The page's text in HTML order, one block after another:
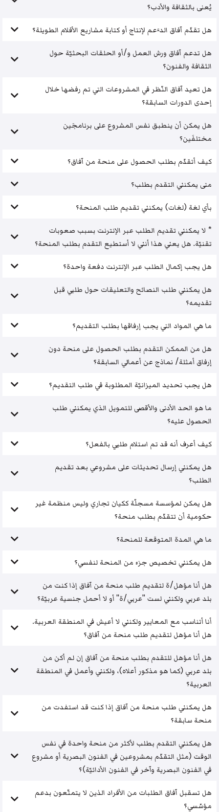
يُعنى بالثقافة والأدب؟
هل تقدّم آفاق الدَّعم لإنتاج أو كتابة مشاريع الأفلام الطويلة؟
هل تدعم آفاق ورش العمل و/أو الحلقات البحثيّة حول
الثقافة والفنون؟
هل تعيد آفاق النّظر في المشروعات التي تم رفضها خلال
إحدى الدورات السابقة؟
هل يمكن أن ينطبق نفس المشروع على برنامجَين
مختلفَين؟
كيف أتقدّم بطلب الحصول على منحة من آفاق؟
متى يمكنني التقدم بطلب؟
بأي لغة (لغات) يمكنني تقديم طلب المنحة؟
* لا يمكنني تقديم الطلب عبر الإنترنت بسبب صعوبات
تقنيّة. هل يعني هذا أنني لا أستطيع التقدم بطلب المنحة؟
هل يجب إكمال الطلب عبر الإنترنت دفعة واحدة؟
هل يمكنني طلب النصائح والتعليقات حول طلبي قبل
تقديمه؟
ما هي المواد التي يجب إرفاقها بطلب التقديم؟
هل من الممكن التقدم بطلب الحصول على منحة دون
إرفاق أمثلة/ نماذج عن أعمالي السابقة؟
هل يجب تحديد الميزانيّة المطلوبة في طلب التقديم؟
ما هو الحد الأدنى والأقصى للتمويل الذي يمكنني طلب
الحصول عليه؟
كيف أعرف أنه قد تم استلام طلبي بالفعل؟
هل يمكنني إرسال تحديثات على مشروعي بعد تقديم
الطلب؟
هل يمكن لمؤسسة مسجلّة ككيان تجاري وليس منظمة غير
حكومية أن تتقدّم بطلب منحة؟
ما هي المدة المتوقعة للمنحة؟
هل يمكنني تخصيص جزء من المنحة لنفسي؟
هل أنا مؤهل/ة لتقديم طلب منحة من آفاق إذا كنت من
بلد عربي ولكنني لست "عربي/ة" أو لا أحمل جنسية عربيّة؟
أنا أتناسب مع المعايير ولكنني لا أعيش في المنطقة العربية.
هل أنا مؤهل لتقديم طلب منحة من آفاق؟
هل أنا مؤهل للتقدم بطلب منحة من آفاق إن لم أكن من
بلد عربي (كما هو مذكور أعلاه)، ولكنني وأعمل في المنطقة
العربية؟
هل يمكنني طلب منحة من آفاق إذا كنت قد استفدت من
منحة سابقة؟
هل يمكنني التقدم بطلب لأكثر من منحة واحدة في نفس
الوقت (مثل التقدّم بمشروعين في الفنون البصرية أو مشروع
في الفنون البصرية وآخر في الفنون الأدائيّة)؟
هل تسقبل آفاق الطلبات من الأفراد الذين لا يتمتّعون بدعم
مؤسّسي؟